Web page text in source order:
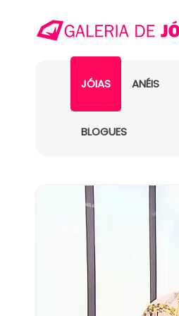
JÓIAS ANÉIS
BLOGUES
INFORMAÇÃO
DO PRODUTO